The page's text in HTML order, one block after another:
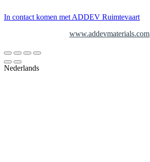
In contact komen met ADDEV Ruimtevaart
www.addevmaterials.com
Nederlands